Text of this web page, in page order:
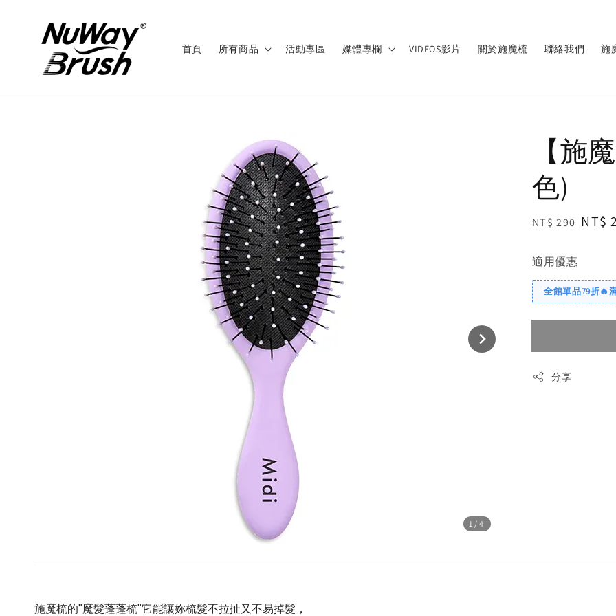
首頁 所有商品 活動專區 媒體專欄 VIDEOS影片 關於施魔梳 聯絡我們 施
1 /4
【施
色)
Regular
NT$ 290 Sale
NT$
適用優惠
全館單品79折🔥
分享
施魔梳的"魔髮蓬蓬梳"它能讓妳梳髮不拉扯又不易掉髮，